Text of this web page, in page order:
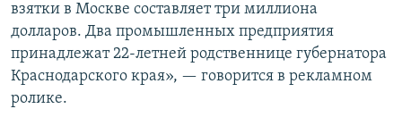
взятки в Москве составляет три миллиона
долларов. Два промышленных предприятия
принадлежат 22-летней родственнице губернатора
Краснодарского края», — говорится в рекламном
ролике.